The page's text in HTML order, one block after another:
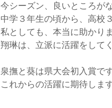
今シーズン、良いところが
中学３年生の頃から、高校
私としても、本当に助かりま
翔琳は、立派に活躍をして
泉撫と葵は県大会初入賞で
これからの活躍に期待します